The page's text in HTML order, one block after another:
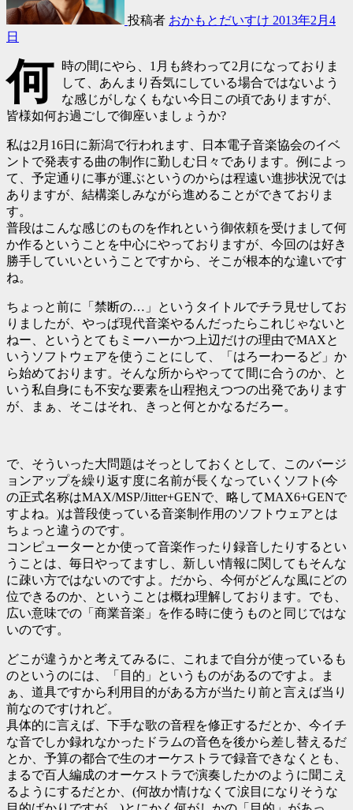
投稿者 おかもとだいすけ 2013年2月4
日
何
時の間にやら、1月も終わって2月になっておりま
して、あんまり呑気にしている場合ではないよう
な感じがしなくもない今日この頃でありますが、
皆様如何お過ごしで御座いましょうか?
私は2月16日に新潟で行われます、日本電子音楽協会のイベ
ントで発表する曲の制作に勤しむ日々であります。例によっ
て、予定通りに事が運ぶというのからは程遠い進捗状況では
ありますが、結構楽しみながら進めることができておりま
す。
普段はこんな感じのものを作れという御依頼を受けまして何
か作るということを中心にやっておりますが、今回のは好き
勝手していいということですから、そこが根本的な違いです
ね。
ちょっと前に「禁断の…」というタイトルでチラ見せしてお
りましたが、やっぱ現代音楽やるんだったらこれじゃないと
ねー、というとてもミーハーかつ上辺だけの理由でMAXと
いうソフトウェアを使うことにして、「はろーわーるど」か
ら始めております。そんな所からやってて間に合うのか、と
いう私自身にも不安な要素を山程抱えつつの出発であります
が、まぁ、そこはそれ、きっと何とかなるだろー。
で、そういった大問題はそっとしておくとして、このバージ
ョンアップを繰り返す度に名前が長くなっていくソフト(今
の正式名称はMAX/MSP/Jitter+GENで、略してMAX6+GENで
すよね。)は普段使っている音楽制作用のソフトウェアとは
ちょっと違うのです。
コンピューターとか使って音楽作ったり録音したりするとい
うことは、毎日やってますし、新しい情報に関してもそんな
に疎い方ではないのですよ。だから、今何がどんな風にどの
位できるのか、ということは概ね理解しております。でも、
広い意味での「商業音楽」を作る時に使うものと同じではな
いのです。
どこが違うかと考えてみるに、これまで自分が使っているも
のというのには、「目的」というものがあるのですよ。ま
ぁ、道具ですから利用目的がある方が当たり前と言えば当り
前なのですけれど。
具体的に言えば、下手な歌の音程を修正するだとか、今イチ
な音でしか録れなかったドラムの音色を後から差し替えるだ
とか、予算の都合で生のオーケストラで録音できなくとも、
まるで百人編成のオーケストラで演奏したかのように聞こえ
るようにするだとか、(何故か情けなくて涙目になりそうな